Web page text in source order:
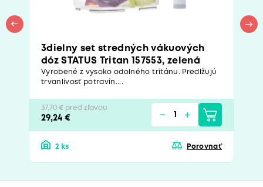
3dielny set stredných vákuových
dóz STATUS Tritan 157553, zelená
Vyrobené z vysoko odolného tritánu. Predlžujú
trvanlivosť potravín....
37,70 € pred zľavou
29,24 €
2 ks Porovnať